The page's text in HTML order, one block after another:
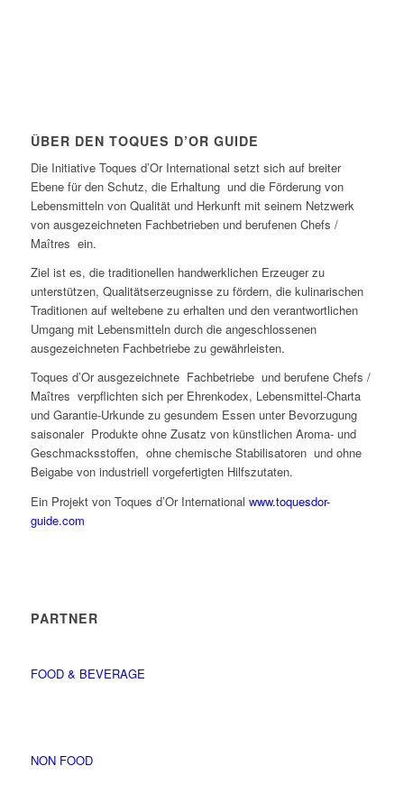
ÜBER DEN TOQUES D’OR GUIDE
Die Initiative Toques d’Or International setzt sich auf breiter
Ebene für den Schutz, die Erhaltung und die Förderung von
Lebensmitteln von Qualität und Herkunft mit seinem Netzwerk
von ausgezeichneten Fachbetrieben und berufenen Chefs /
Maîtres ein.
Ziel ist es, die traditionellen handwerklichen Erzeuger zu
unterstützen, Qualitätserzeugnisse zu fördern, die kulinarischen
Traditionen auf weltebene zu erhalten und den verantwortlichen
Umgang mit Lebensmitteln durch die angeschlossenen
ausgezeichneten Fachbetriebe zu gewährleisten.
Toques d’Or ausgezeichnete Fachbetriebe und berufene Chefs /
Maîtres verpflichten sich per Ehrenkodex, Lebensmittel-Charta
und Garantie-Urkunde zu gesundem Essen unter Bevorzugung
saisonaler Produkte ohne Zusatz von künstlichen Aroma- und
Geschmacksstoffen, ohne chemische Stabilisatoren und ohne
Beigabe von industriell vorgefertigten Hilfszutaten.
Ein Projekt von Toques d’Or International www.toquesdor-
guide.com
PARTNER
FOOD & BEVERAGE
NON FOOD